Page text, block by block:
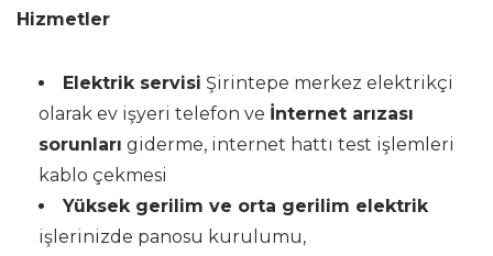
Hizmetler
Elektrik servisi Şirintepe merkez elektrikçi
olarak ev işyeri telefon ve İnternet arızası
sorunları giderme, internet hattı test işlemleri
kablo çekmesi
Yüksek gerilim ve orta gerilim elektrik
işlerinizde panosu kurulumu,